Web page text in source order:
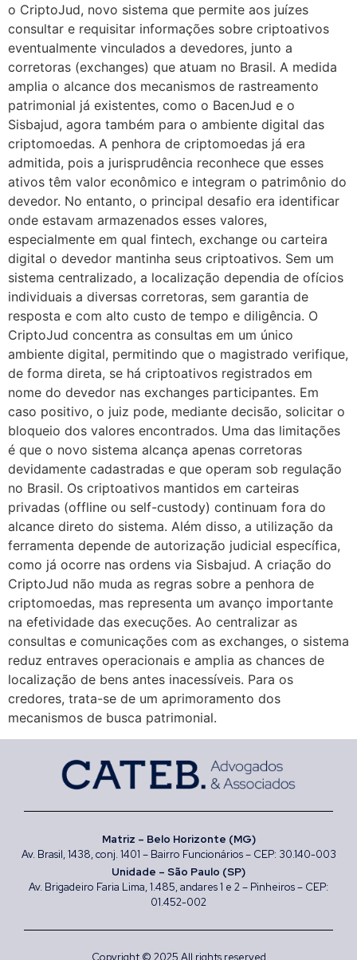
o CriptoJud, novo sistema que permite aos juízes
consultar e requisitar informações sobre criptoativos
eventualmente vinculados a devedores, junto a
corretoras (exchanges) que atuam no Brasil. A medida
amplia o alcance dos mecanismos de rastreamento
patrimonial já existentes, como o BacenJud e o
Sisbajud, agora também para o ambiente digital das
criptomoedas. A penhora de criptomoedas já era
admitida, pois a jurisprudência reconhece que esses
ativos têm valor econômico e integram o patrimônio do
devedor. No entanto, o principal desafio era identificar
onde estavam armazenados esses valores,
especialmente em qual fintech, exchange ou carteira
digital o devedor mantinha seus criptoativos. Sem um
sistema centralizado, a localização dependia de ofícios
individuais a diversas corretoras, sem garantia de
resposta e com alto custo de tempo e diligência. O
CriptoJud concentra as consultas em um único
ambiente digital, permitindo que o magistrado verifique,
de forma direta, se há criptoativos registrados em
nome do devedor nas exchanges participantes. Em
caso positivo, o juiz pode, mediante decisão, solicitar o
bloqueio dos valores encontrados. Uma das limitações
é que o novo sistema alcança apenas corretoras
devidamente cadastradas e que operam sob regulação
no Brasil. Os criptoativos mantidos em carteiras
privadas (offline ou self-custody) continuam fora do
alcance direto do sistema. Além disso, a utilização da
ferramenta depende de autorização judicial específica,
como já ocorre nas ordens via Sisbajud. A criação do
CriptoJud não muda as regras sobre a penhora de
criptomoedas, mas representa um avanço importante
na efetividade das execuções. Ao centralizar as
consultas e comunicações com as exchanges, o sistema
reduz entraves operacionais e amplia as chances de
localização de bens antes inacessíveis. Para os
credores, trata-se de um aprimoramento dos
mecanismos de busca patrimonial.
Matriz – Belo Horizonte (MG)
Av. Brasil, 1438, conj. 1401 – Bairro Funcionários – CEP: 30.140-003
Unidade – São Paulo (SP)
Av. Brigadeiro Faria Lima, 1.485, andares 1 e 2 – Pinheiros – CEP:
01.452-002
Copyright © 2025 All rights reserved